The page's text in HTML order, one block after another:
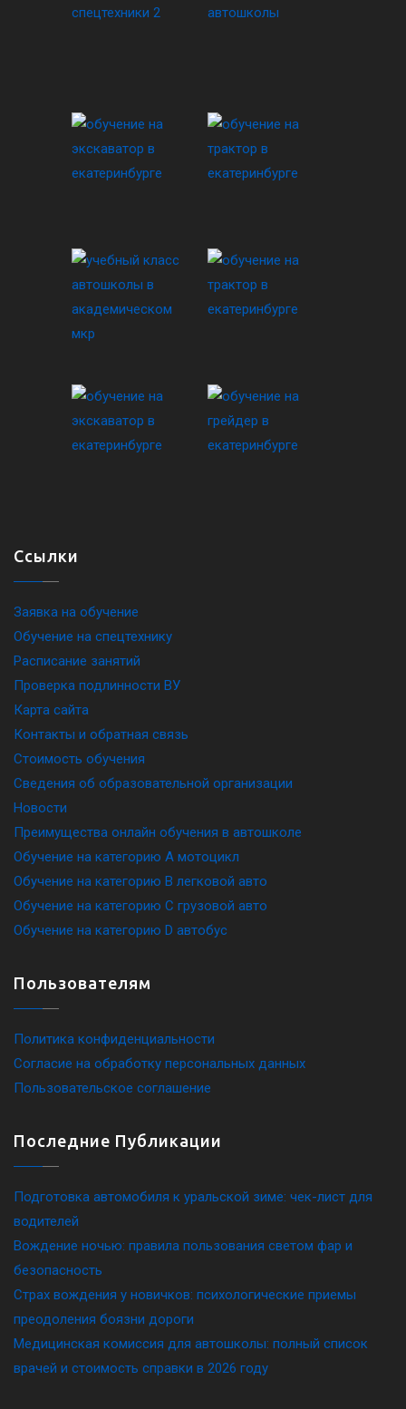
Ссылки
Заявка на обучение
Обучение на спецтехнику
Расписание занятий
Проверка подлинности ВУ
Карта сайта
Контакты и обратная связь
Стоимость обучения
Сведения об образовательной организации
Новости
Преимущества онлайн обучения в автошколе
Обучение на категорию A мотоцикл
Обучение на категорию B легковой авто
Обучение на категорию C грузовой авто
Обучение на категорию D автобус
Пользователям
Политика конфиденциальности
Согласие на обработку персональных данных
Пользовательское соглашение
Последние Публикации
Подготовка автомобиля к уральской зиме: чек-лист для
водителей
Вождение ночью: правила пользования светом фар и
безопасность
Страх вождения у новичков: психологические приемы
преодоления боязни дороги
Медицинская комиссия для автошколы: полный список
врачей и стоимость справки в 2026 году